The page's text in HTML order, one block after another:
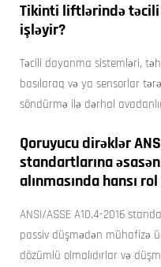
Tikinti liftlərində
işləyir?
Təcili dayanma sistemləri,
basılaraq və ya sensorlar
söndürmə ilə dərhal
Qoruyucu dirəklər
standartlarına
alınmasında hansı
ANSI/ASSE A10.4-2016
passiv düşmədən mühafizə
dözümlü olmalıdırlar və